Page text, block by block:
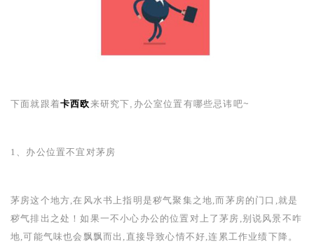
下面就跟着卡西欧来研究下,办公室位置有哪些忌讳吧~
1 、办公位置不宜对茅房
茅房这个地方,在风水书上指明是秽气聚集之地,而茅房的门口,就是
秽气排出之处！如果一不小心办公的位置对上了茅房,别说风景不咋
地,可能气味也会飘飘而出,直接导致心情不好,连累工作业绩下降。